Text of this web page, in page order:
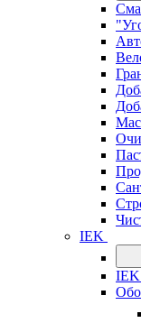
IEK
IEK